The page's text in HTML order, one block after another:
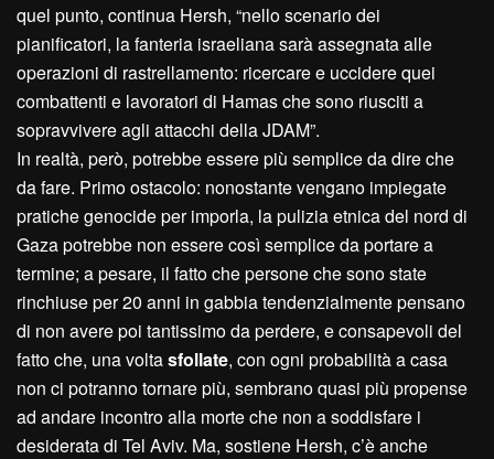
quel punto, continua Hersh, “nello scenario dei
pianificatori, la fanteria israeliana sarà assegnata alle
operazioni di rastrellamento: ricercare e uccidere quei
combattenti e lavoratori di Hamas che sono riusciti a
sopravvivere agli attacchi della JDAM”.
In realtà, però, potrebbe essere più semplice da dire che
da fare. Primo ostacolo: nonostante vengano impiegate
pratiche genocide per imporla, la pulizia etnica del nord di
Gaza potrebbe non essere così semplice da portare a
termine; a pesare, il fatto che persone che sono state
rinchiuse per 20 anni in gabbia tendenzialmente pensano
di non avere poi tantissimo da perdere, e consapevoli del
fatto che, una voltasfollate, con ogni probabilità a casa
non ci potranno tornare più, sembrano quasi più propense
ad andare incontro alla morte che non a soddisfare i
desiderata di Tel Aviv. Ma, sostiene Hersh, c’è anche